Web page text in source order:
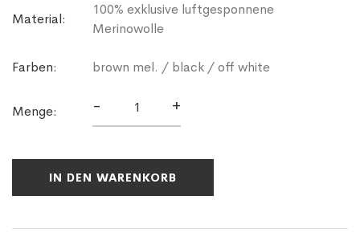
Material:
100% exklusive luftgesponnene
Merinowolle
Farben: brown mel. / black / off white
Menge: - +
IN DEN WARENKORB